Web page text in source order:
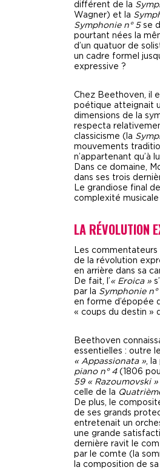
différent de la
Wagner) et la
Symphonie n° 5se
pourtant nées la
d’un quatuor de
un cadre formel
expressive ?
Chez Beethoven, il
poétique atteignait
dimensions de la
respecta
classicisme (la
mouvements
n’appartenant qu’à
Dans ce domaine,
dans ses trois
Le grandiose final
complexité
LA RÉVOLUTION
Les commentateurs
de la révolution
en arrière dans sa
De fait, l’« Eroica »
par la Symphonie n°
en forme d’épopée
« coups du destin »
Beethoven
essentielles : outre
« Appassionata », la
piano n° 4(1806
59 « Razoumovski »
celle de la
De plus, le
de ses grands
entretenait un
une grande
dernière ravit le
par le comte (la
la composition de sa